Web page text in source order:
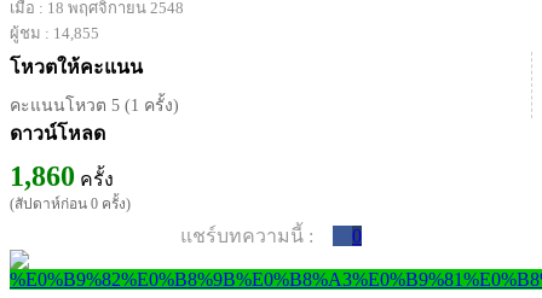
เมื่อ : 18 พฤศจิกายน 2548
ผู้ชม : 14,855
โหวตให้คะแนน
คะแนนโหวต 5 (1 ครั้ง)
ดาวน์โหลด
1,860 ครั้ง
(สัปดาห์ก่อน 0 ครั้ง)
แชร์บทความนี้ : 0